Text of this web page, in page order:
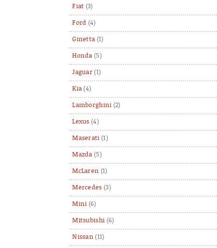
Fiat (3)
Ford (4)
Ginetta (1)
Honda (5)
Jaguar (1)
Kia (4)
Lamborghini (2)
Lexus (4)
Maserati (1)
Mazda (5)
McLaren (1)
Mercedes (3)
Mini (6)
Mitsubishi (6)
Nissan (11)